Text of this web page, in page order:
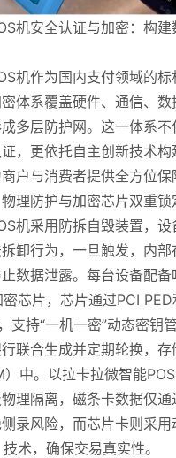
机安全认证与加密：构
机作为国内支付领域的
体系覆盖硬件、通信、
多层防护网。这一体系
，更依托自主创新技术
户与消费者提供全方位保
理防护与加密芯片双重锁
机采用防拆自毁装置，
卸行为，一旦触发，内
数据泄露。每台设备配备
芯片，芯片通过PCI
支持“一机一密”动态密钥
联合生成并定期轮换，
）中。以拉卡拉微智能
理隔离，磁条卡数据仅
录风险，而芯片卡则采用
技术，确保交易真实性。